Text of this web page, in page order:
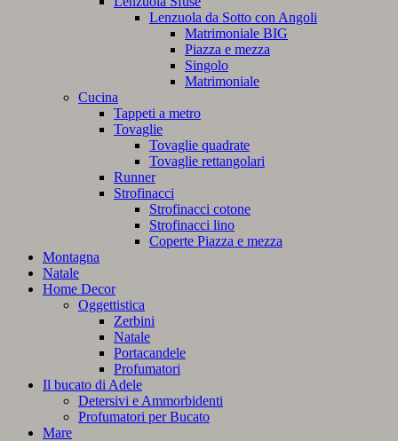
Lenzuola da Sotto con Angoli
Matrimoniale BIG
Piazza e mezza
Singolo
Matrimoniale
Cucina
Tappeti a metro
Tovaglie
Tovaglie quadrate
Tovaglie rettangolari
Runner
Strofinacci
Strofinacci cotone
Strofinacci lino
Coperte Piazza e mezza
Montagna
Natale
Home Decor
Oggettistica
Zerbini
Natale
Portacandele
Profumatori
Il bucato di Adele
Detersivi e Ammorbidenti
Profumatori per Bucato
Mare